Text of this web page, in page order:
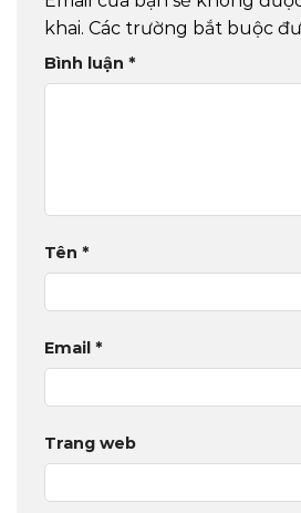
khai. Các trường bắt buộc
Bình luận *
Tên *
Email *
Trang web